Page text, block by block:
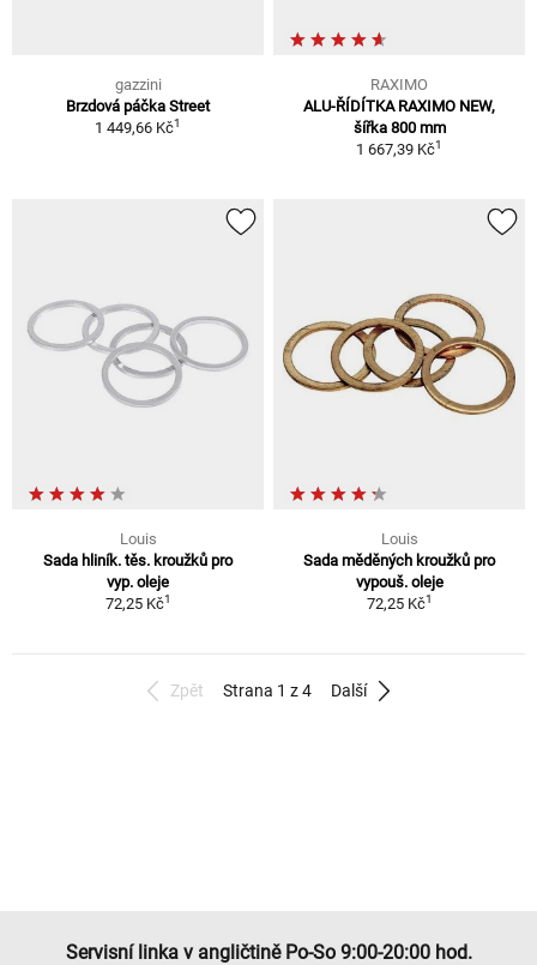
gazzini
Brzdová páčka Street
1 449,66 Kč1
RAXIMO
ALU-ŘÍDÍTKA RAXIMO NEW,
šířka 800 mm
1 667,39 Kč1
Louis
Sada hliník. těs. kroužků pro
vyp. oleje
72,25 Kč1
Louis
Sada měděných kroužků pro
vypouš. oleje
72,25 Kč1
Zpět Strana 1 z 4 Další
Servisní linka v angličtině Po-So 9:00-20:00 hod.